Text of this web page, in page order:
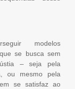
modelos
se busca sem
– seja pela
ou mesmo pela
se satisfaz ao